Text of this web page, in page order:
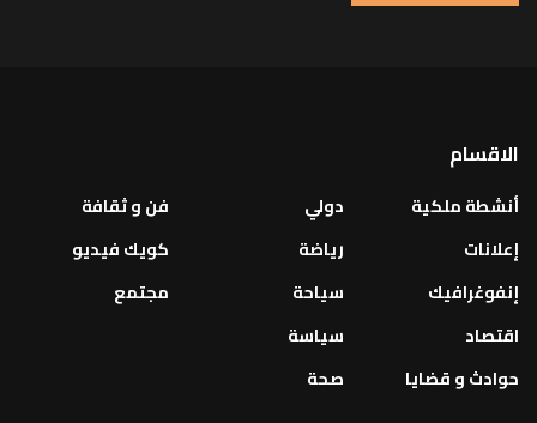
الاقسام
أنشطة ملكية
إعلانات
إنفوغرافيك
اقتصاد
حوادث و قضايا
دولي
رياضة
سياحة
سياسة
صحة
فن و ثقافة
كويك فيديو
مجتمع